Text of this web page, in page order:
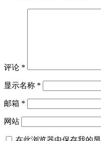
评论 *
显示名称 *
邮箱 *
网站